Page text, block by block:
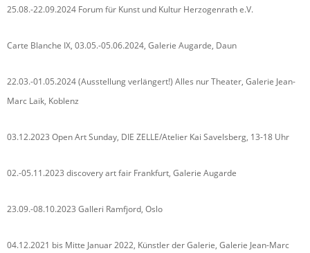
25.08.-22.09.2024 Forum für Kunst und Kultur Herzogenrath e.V.
Carte Blanche IX, 03.05.-05.06.2024, Galerie Augarde, Daun
22.03.-01.05.2024 (Ausstellung verlängert!) Alles nur Theater, Galerie Jean-
Marc Laik, Koblenz
03.12.2023 Open Art Sunday, DIE ZELLE/Atelier Kai Savelsberg, 13-18 Uhr
02.-05.11.2023 discovery art fair Frankfurt, Galerie Augarde
23.09.-08.10.2023 Galleri Ramfjord, Oslo
04.12.2021 bis Mitte Januar 2022, Künstler der Galerie, Galerie Jean-Marc